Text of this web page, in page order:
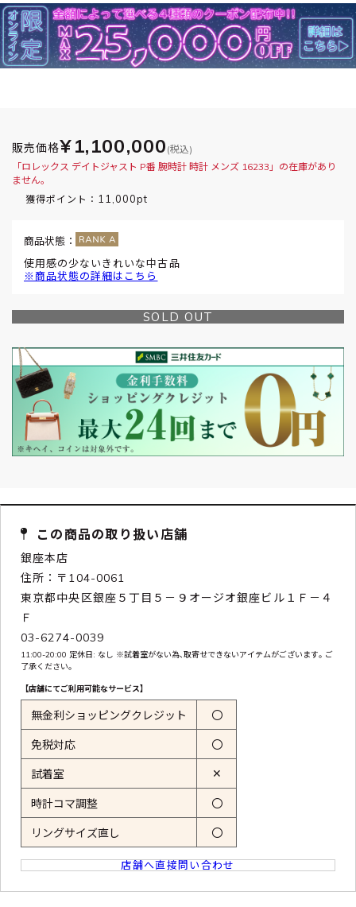
販売価格¥1,100,000 (税込)
「ロレックス デイトジャスト P番 腕時計 時計 メンズ 16233」の在庫があり
ません。
獲得ポイント： 11,000pt
商品状態：
使用感の少ないきれいな中古品
※商品状態の詳細はこちら
SOLD OUT
この商品の取り扱い店舗
銀座本店
住所：〒104-0061
東京都中央区銀座５丁目５－９オージオ銀座ビル１Ｆ－４
Ｆ
03-6274-0039
11:00-20:00 定休日: なし ※試着室がない為､取寄せできないアイテムがございます｡ ご
了承ください｡
【店舗にてご利用可能なサービス】
無金利ショッピングクレジット 〇
免税対応 〇
試着室 ✕
時計コマ調整 〇
リングサイズ直し 〇
店舗へ直接問い合わせ